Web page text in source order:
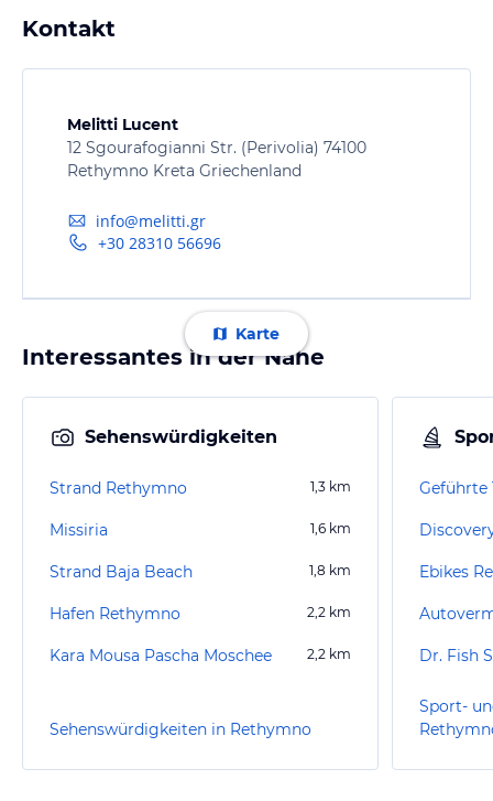
Kontakt
Melitti Lucent
12 Sgourafogianni Str. (Perivolia) 74100
Rethymno Kreta Griechenland
info@melitti.gr
+30 28310 56696
Karte
Interessantes in der Nähe
Sehenswürdigkeiten
Strand Rethymno 1,3 km
Missiria 1,6 km
Strand Baja Beach 1,8 km
Hafen Rethymno 2,2 km
Kara Mousa Pascha Moschee 2,2 km
Sehenswürdigkeiten in Rethymno
Geführte
Ebikes
Dr. Fish
Sport-
“Tolle Aussicht und